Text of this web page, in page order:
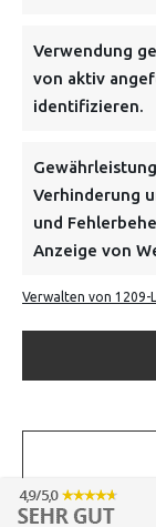
Verwendung
von aktiv
identifizieren.
Verhinderung
und
Anzeige von
Verwalten von 1209-
Opt-out
NEWSLETTER
Danke, deine
dein E-Mail-
FOLGE UNS